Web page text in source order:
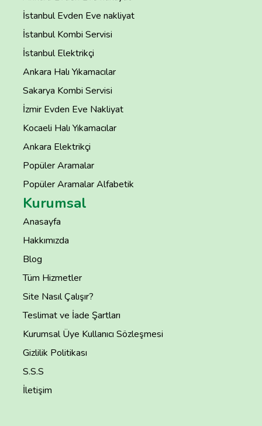
İstanbul Evden Eve nakliyat
İstanbul Kombi Servisi
İstanbul Elektrikçi
Ankara Halı Yıkamacılar
Sakarya Kombi Servisi
İzmir Evden Eve Nakliyat
Kocaeli Halı Yıkamacılar
Ankara Elektrikçi
Popüler Aramalar
Popüler Aramalar Alfabetik
Kurumsal
Anasayfa
Hakkımızda
Blog
Tüm Hizmetler
Site Nasıl Çalışır?
Teslimat ve İade Şartları
Kurumsal Üye Kullanıcı Sözleşmesi
Gizlilik Politikası
S.S.S
İletişim